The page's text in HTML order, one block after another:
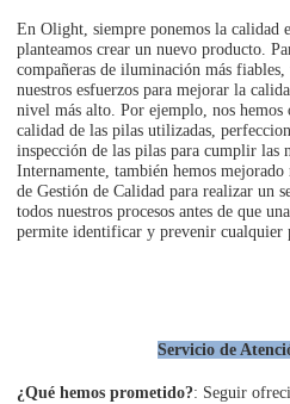
En Olight, siempre ponemos la calidad
planteamos crear un nuevo producto.
compañeras de iluminación más
nuestros esfuerzos para mejorar la
nivel más alto. Por ejemplo, nos hemos
calidad de las pilas utilizadas,
inspección de las pilas para cumplir las
Internamente, también hemos
de Gestión de Calidad para realizar un
todos nuestros procesos antes de que
permite identificar y prevenir cualquier
Servicio de
¿Qué hemos prometido?: Seguir